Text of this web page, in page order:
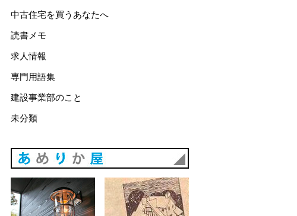
中古住宅を買うあなたへ
読書メモ
求人情報
専門用語集
建設事業部のこと
未分類
あめりか屋WEBサイト